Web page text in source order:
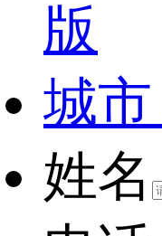
版
城市
姓名